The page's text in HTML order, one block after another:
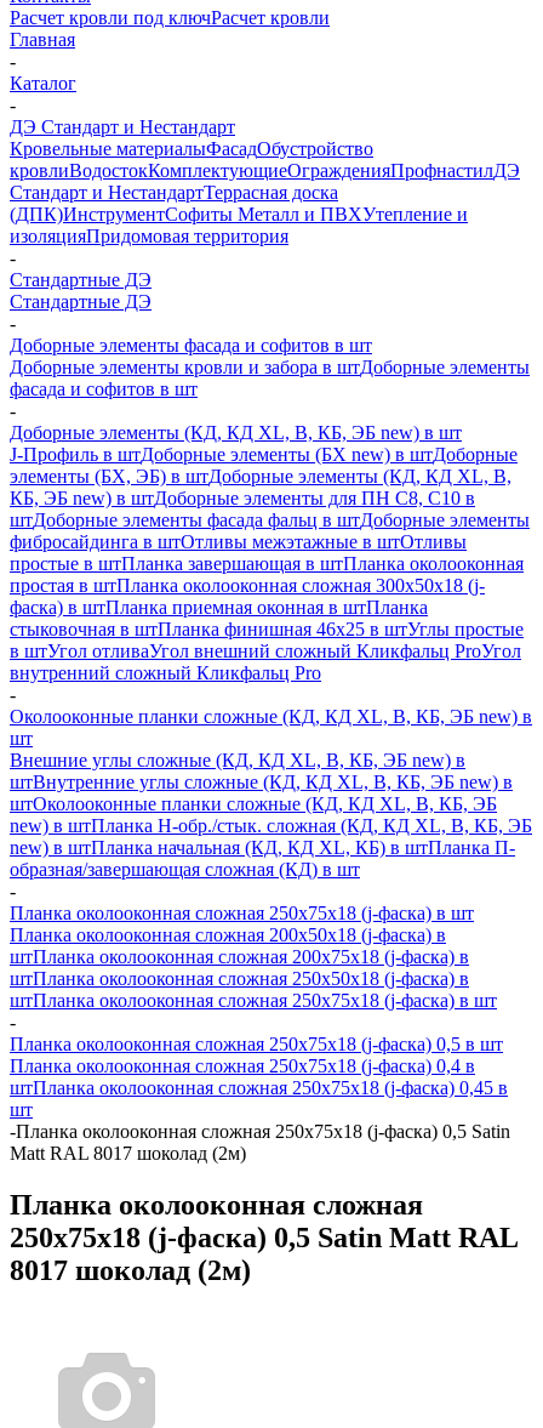
Расчет кровли под ключРасчет кровли
Главная
-
Каталог
-
ДЭ Стандарт и Нестандарт
Кровельные материалыФасадОбустройство
кровлиВодостокКомплектующиеОгражденияПрофнастилДЭ
Стандарт и НестандартТеррасная доска
(ДПК)ИнструментСофиты Металл и ПВХУтепление и
изоляцияПридомовая территория
-
Стандартные ДЭ
Стандартные ДЭ
-
Доборные элементы фасада и софитов в шт
Доборные элементы кровли и забора в штДоборные элементы
фасада и софитов в шт
-
Доборные элементы (КД, КД XL, В, КБ, ЭБ new) в шт
J-Профиль в штДоборные элементы (БХ new) в штДоборные
элементы (БХ, ЭБ) в штДоборные элементы (КД, КД XL, В,
КБ, ЭБ new) в штДоборные элементы для ПН С8, С10 в
штДоборные элементы фасада фальц в штДоборные элементы
фибросайдинга в штОтливы межэтажные в штОтливы
простые в штПланка завершающая в штПланка околооконная
простая в штПланка околооконная сложная 300х50х18 (j-
фаска) в штПланка приемная оконная в штПланка
стыковочная в штПланка финишная 46х25 в штУглы простые
в штУгол отливаУгол внешний сложный Кликфальц ProУгол
внутренний сложный Кликфальц Pro
-
Околооконные планки сложные (КД, КД XL, В, КБ, ЭБ new) в
шт
Внешние углы сложные (КД, КД XL, В, КБ, ЭБ new) в
штВнутренние углы сложные (КД, КД XL, В, КБ, ЭБ new) в
штОколооконные планки сложные (КД, КД XL, В, КБ, ЭБ
new) в штПланка H-обр./стык. сложная (КД, КД XL, В, КБ, ЭБ
new) в штПланка начальная (КД, КД XL, КБ) в штПланка П-
образная/завершающая сложная (КД) в шт
-
Планка околооконная сложная 250х75х18 (j-фаска) в шт
Планка околооконная сложная 200х50х18 (j-фаска) в
штПланка околооконная сложная 200х75х18 (j-фаска) в
штПланка околооконная сложная 250х50х18 (j-фаска) в
штПланка околооконная сложная 250х75х18 (j-фаска) в шт
-
Планка околооконная сложная 250х75х18 (j-фаска) 0,5 в шт
Планка околооконная сложная 250х75х18 (j-фаска) 0,4 в
штПланка околооконная сложная 250х75х18 (j-фаска) 0,45 в
шт
-Планка околооконная сложная 250х75х18 (j-фаска) 0,5 Satin
Matt RAL 8017 шоколад (2м)
Планка околооконная сложная
250х75х18 (j-фаска) 0,5 Satin Matt RAL
8017 шоколад (2м)